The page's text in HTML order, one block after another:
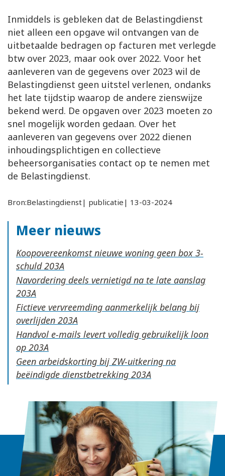
Inmiddels is gebleken dat de Belastingdienst
niet alleen een opgave wil ontvangen van de
uitbetaalde bedragen op facturen met verlegde
btw over 2023, maar ook over 2022. Voor het
aanleveren van de gegevens over 2023 wil de
Belastingdienst geen uitstel verlenen, ondanks
het late tijdstip waarop de andere zienswijze
bekend werd. De opgaven over 2023 moeten zo
snel mogelijk worden gedaan. Over het
aanleveren van gegevens over 2022 dienen
inhoudingsplichtigen en collectieve
beheersorganisaties contact op te nemen met
de Belastingdienst.
Bron:Belastingdienst| publicatie| 13-03-2024
Meer nieuws
Koopovereenkomst nieuwe woning geen box 3-
schuld
Navordering deels vernietigd na te late aanslag
Fictieve vervreemding aanmerkelijk belang bij
overlijden
Handvol e-mails levert volledig gebruikelijk loon
op
Geen arbeidskorting bij ZW-uitkering na
beëindigde dienstbetrekking